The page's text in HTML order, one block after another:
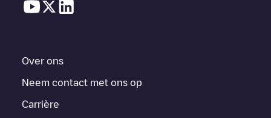
Over ons
Neem contact met ons op
Carrière